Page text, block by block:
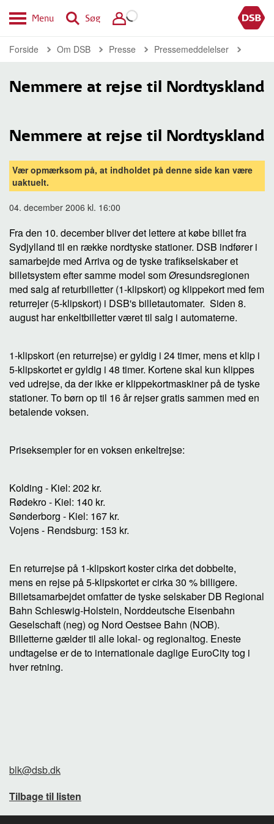
Menu Søg
Forside Om DSB Presse Pressemeddelelser
Nemmere at rejse til Nordtyskland
Nemmere at rejse til Nordtyskland
Vær opmærksom på, at indholdet på denne side kan være
uaktuelt.
04. december 2006 kl. 16:00
Fra den 10. december bliver det lettere at købe billet fra
Sydjylland til en række nordtyske stationer. DSB indfører i
samarbejde med Arriva og de tyske trafikselskaber et
billetsystem efter samme model som Øresundsregionen
med salg af returbilletter (1-klipskort) og klippekort med fem
returrejer (5-klipskort) i DSB's billetautomater. Siden 8.
august har enkeltbilletter været til salg i automaterne.
1-klipskort (en returrejse) er gyldig i 24 timer, mens et klip i
5-klipskortet er gyldig i 48 timer. Kortene skal kun klippes
ved udrejse, da der ikke er klippekortmaskiner på de tyske
stationer. To børn op til 16 år rejser gratis sammen med en
betalende voksen.
Priseksempler for en voksen enkeltrejse:
Kolding - Kiel: 202 kr.
Rødekro - Kiel: 140 kr.
Sønderborg - Kiel: 167 kr.
Vojens - Rendsburg: 153 kr.
En returrejse på 1-klipskort koster cirka det dobbelte,
mens en rejse på 5-klipskortet er cirka 30 % billigere.
Billetsamarbejdet omfatter de tyske selskaber DB Regional
Bahn Schleswig-Holstein, Norddeutsche Eisenbahn
Geselschaft (neg) og Nord Oestsee Bahn (NOB).
Billetterne gælder til alle lokal- og regionaltog. Eneste
undtagelse er de to internationale daglige EuroCity tog i
hver retning.
blk@dsb.dk
Tilbage til listen